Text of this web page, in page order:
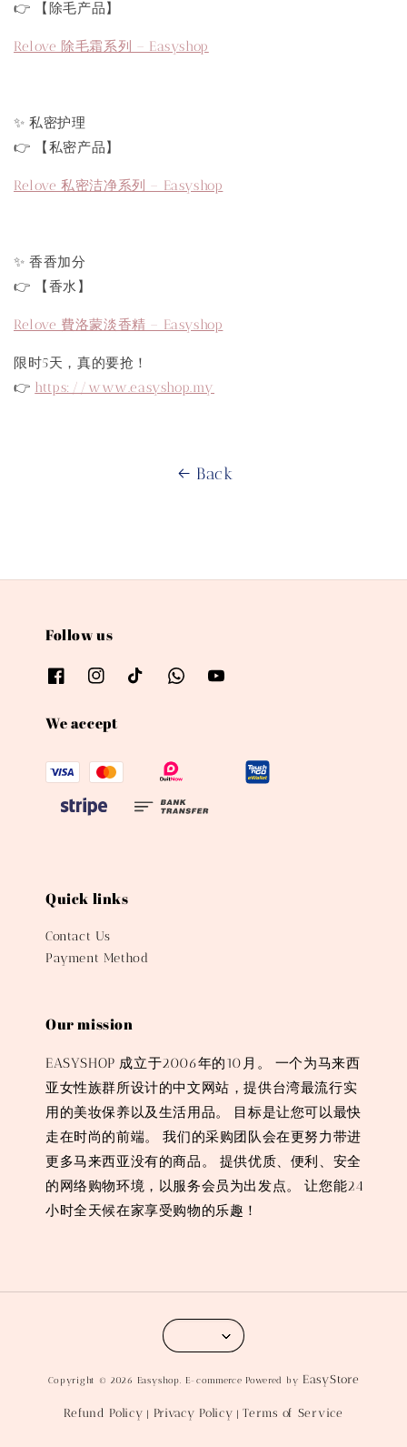
👉 【除毛产品】
Relove 除毛霜系列 – Easyshop
✨ 私密护理
👉 【私密产品】
Relove 私密洁净系列 – Easyshop
✨ 香香加分
👉 【香水】
Relove 費洛蒙淡香精 – Easyshop
限时5天，真的要抢！
👉 https://www.easyshop.my
Back
Follow us
We accept
Quick links
Contact Us
Payment Method
Our mission
EASYSHOP 成立于2006年的10月。 一个为马来西
亚女性族群所设计的中文网站，提供台湾最流行实
用的美妆保养以及生活用品。 目标是让您可以最快
走在时尚的前端。 我们的采购团队会在更努力带进
更多马来西亚没有的商品。 提供优质、便利、安全
的网络购物环境，以服务会员为出发点。 让您能24
小时全天候在家享受购物的乐趣！
Copyright © 2026 Easyshop. E-commerce Powered by EasyStore
Refund Policy | Privacy Policy |Terms of Service